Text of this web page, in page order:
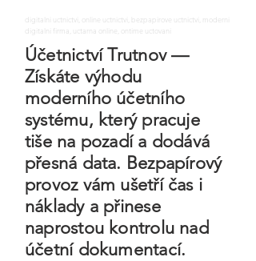
digitalni uctnictvi, online uctnictvi, bezpapirove uctnictvi, moderni
digitalni firma, uctarna online, ontime uctovani
Účetnictví Trutnov —
Získáte výhodu
moderního účetního
systému, který pracuje
tiše na pozadí a dodává
přesná data. Bezpapírový
provoz vám ušetří čas i
náklady a přinese
naprostou kontrolu nad
účetní dokumentací.